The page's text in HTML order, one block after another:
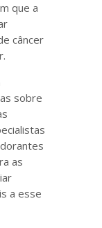
que a
câncer
sobre
as
a esse